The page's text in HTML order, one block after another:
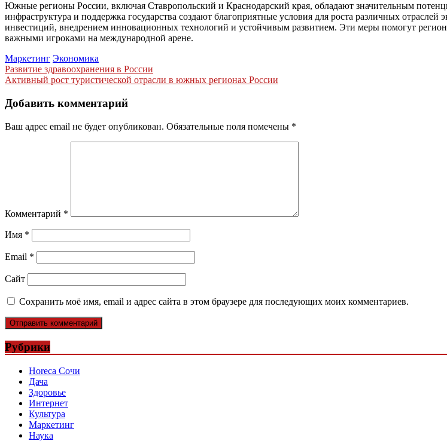
Южные регионы России, включая Ставропольский и Краснодарский края, обладают значительным
инфраструктура и поддержка государства создают благоприятные условия для роста различных
инвестиций, внедрением инновационных технологий и устойчивым развитием. Эти меры помогут
важными игроками на международной арене.
Маркетинг Экономика
Навигация
по
записям
Развитие здравоохранения в России
Активный рост туристической отрасли в южных регионах России
Добавить комментарий
Ваш адрес email не будет опубликован. Обязательные поля помечены *
Комментарий *
Имя *
Email *
Сайт
Сохранить моё имя, email и адрес сайта в этом браузере для последующих моих комментариев.
Рубрики
Horeca Сочи
Дача
Здоровье
Интернет
Культура
Маркетинг
Наука